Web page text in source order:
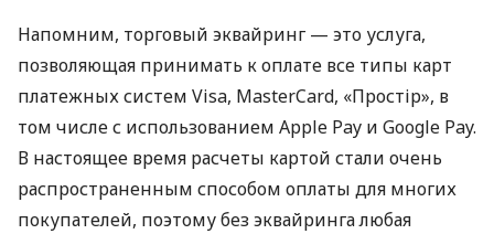
Напомним, торговый эквайринг — это услуга,
позволяющая принимать к оплате все типы карт
платежных систем Visa, MasterCard, «Простір», в
том числе с использованием Apple Pay и Google Pay.
В настоящее время расчеты картой стали очень
распространенным способом оплаты для многих
покупателей, поэтому без эквайринга любая